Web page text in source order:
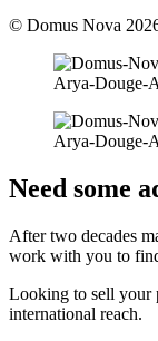
© Domus Nova
Need some
After two decades
work with you to
Looking to sell your
international reach.